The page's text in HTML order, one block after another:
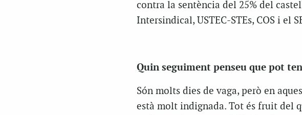
contra la sentència del 25% del
Intersindical, USTEC-STEs, COS i el
Quin seguiment penseu que pot
Són molts dies de vaga, però en
està molt indignada. Tot és fruit del